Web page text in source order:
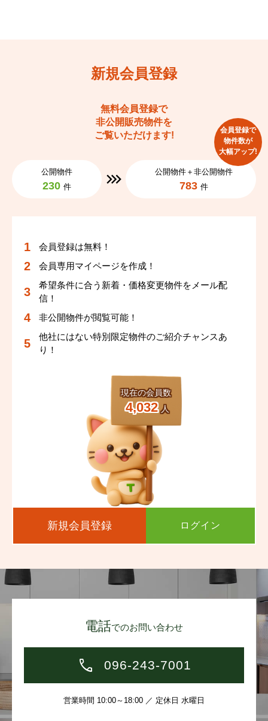
新規会員登録
無料会員登録で
非公開販売物件を
ご覧いただけます!
公開物件
230 件
公開物件＋非公開物件
783 件
会員登録で
物件数が
大幅アップ!
現在の会員数
4,032 人
会員登録は無料！
会員専用マイページを作成！
希望条件に合う新着・価格変更物件をメール配
信！
非公開物件が閲覧可能！
他社にはない特別限定物件のご紹介チャンスあ
り！
新規会員登録 ログイン
電話でのお問い合わせ
096-243-7001
営業時間 10:00～18:00 ／ 定休日 水曜日